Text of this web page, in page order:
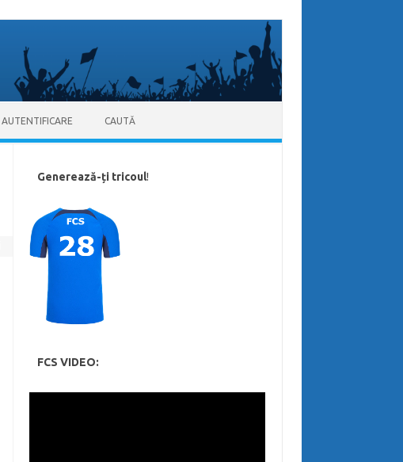
AUTENTIFICARE CAUTĂ
Generează-ți tricoul!
FCS VIDEO: